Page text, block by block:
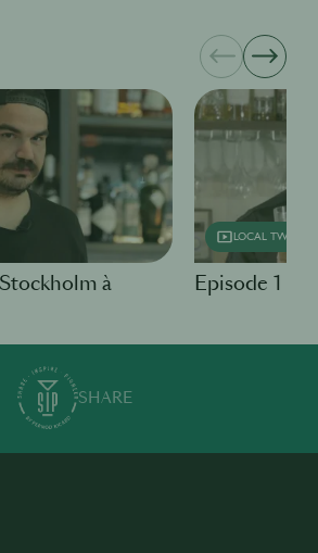
à
LOCAL TWIST
Episode 1 :
SHARE